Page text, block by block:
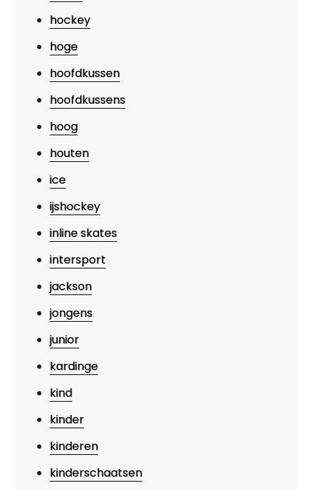
hockey
hoge
hoofdkussen
hoofdkussens
hoog
houten
ice
ijshockey
inline skates
intersport
jackson
jongens
junior
kardinge
kind
kinder
kinderen
kinderschaatsen